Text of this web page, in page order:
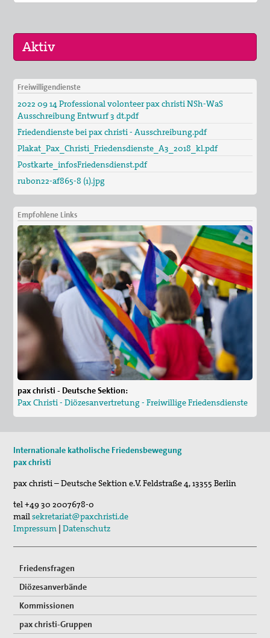
30. Aug 2026
St. Peter-Lindenberg: Lesungen unter den Lind…
25. Sep 2026
St. Peter-Lindenberg: Diözesanversammlung 202…
03. Okt 2026
Stuttgart (und Berlin): Bundesweite Friedensd…
Freiwilligendienste
2022 09 14 Professional volonteer pax christi NSh-WaS
Ausschreibung Entwurf 3 dt.pdf
Friedendienste bei pax christi - Ausschreibung.pdf
Plakat_Pax_Christi_Friedensdienste_A3_2018_kl.pdf
Postkarte_infosFriedensdienst.pdf
rubon22-af865-8 (1).jpg
Empfohlene Links
pax christi - Deutsche Sektion:
Pax Christi - Diözesanvertretung - Freiwillige Friedensdienste
Internationale katholische Friedensbewegung
pax christi
pax christi – Deutsche Sektion e.V.Feldstraße 4,13355 Berlin
tel+49 30 2007678-0
mailsekretariat@paxchristi.de
Impressum |Datenschutz
Friedensfragen
Diözesanverbände
Kommissionen
pax christi-Gruppen